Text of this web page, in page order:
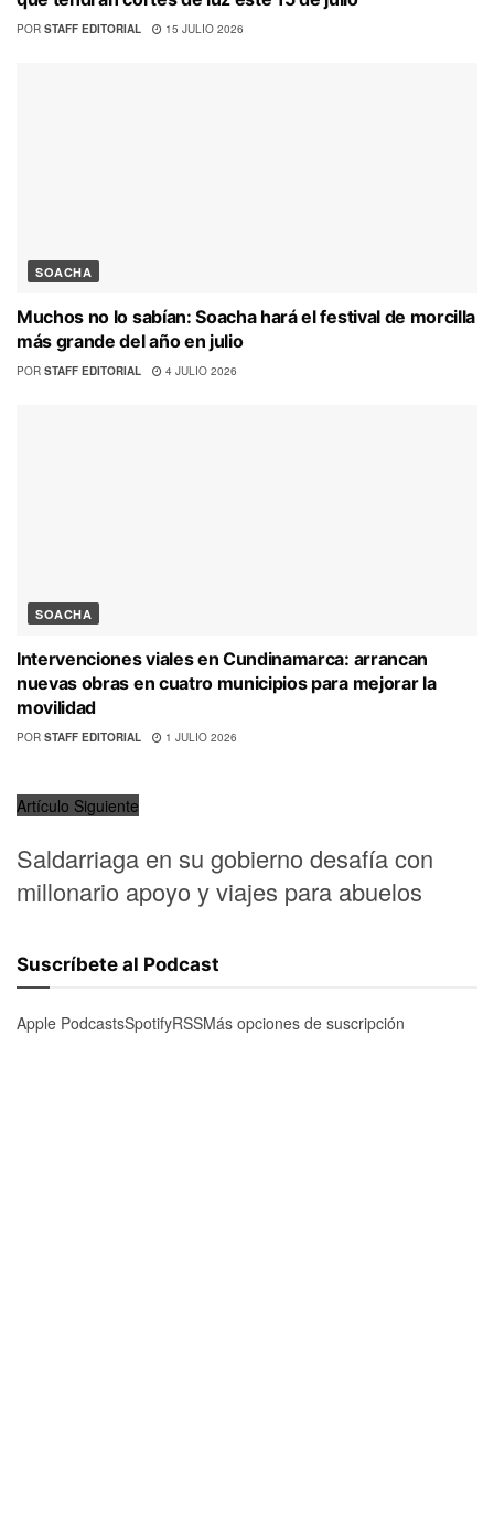
POR STAFF EDITORIAL 15 JULIO 2026
SOACHA
Muchos no lo sabían: Soacha hará el festival de morcilla
más grande del año en julio
POR STAFF EDITORIAL 4 JULIO 2026
SOACHA
Intervenciones viales en Cundinamarca: arrancan
nuevas obras en cuatro municipios para mejorar la
movilidad
POR STAFF EDITORIAL 1 JULIO 2026
Artículo Siguiente
Saldarriaga en su gobierno desafía con
millonario apoyo y viajes para abuelos
Suscríbete al Podcast
Apple PodcastsSpotifyRSSMás opciones de suscripción